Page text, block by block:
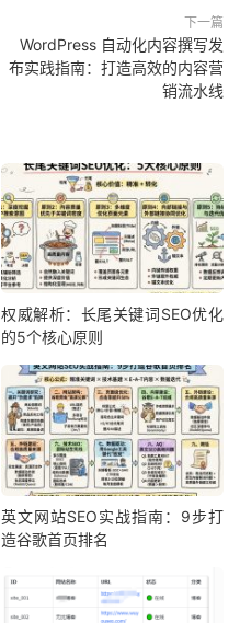
下一篇
WordPress 自动化内容撰写发
布实践指南：打造高效的内容营
销流水线
权威解析：长尾关键词SEO优化
的5个核心原则
英文网站SEO实战指南：9步打
造谷歌首页排名